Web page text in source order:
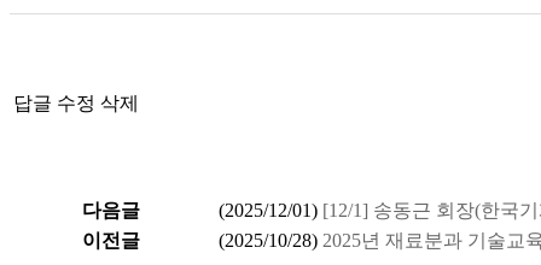
답글 수정 삭제
다음글 (2025/12/01) [12/1] 송동근 회장(한국
이전글
(2025/10/28) 2025년 재료분과 기술교